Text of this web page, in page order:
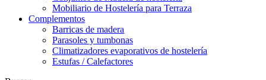
Mobiliario de Hostelería para Terraza
Complementos
Barricas de madera
Parasoles y tumbonas
Climatizadores evaporativos de hostelería
Estufas / Calefactores